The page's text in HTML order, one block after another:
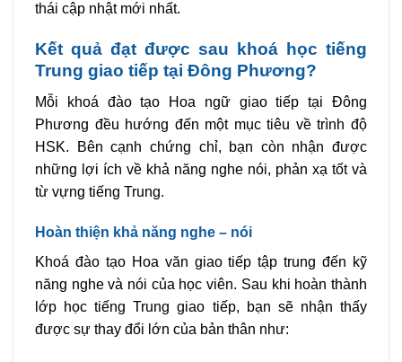
thái cập nhật mới nhất.
Kết quả đạt được sau khoá học tiếng
Trung giao tiếp tại Đông Phương?
Mỗi khoá đào tạo Hoa ngữ giao tiếp tại Đông
Phương đều hướng đến một mục tiêu về trình độ
HSK. Bên cạnh chứng chỉ, bạn còn nhận được
những lợi ích về khả năng nghe nói, phản xạ tốt và
từ vựng tiếng Trung.
Hoàn thiện khả năng nghe – nói
Khoá đào tạo Hoa văn giao tiếp tập trung đến kỹ
năng nghe và nói của học viên. Sau khi hoàn thành
lớp học tiếng Trung giao tiếp, bạn sẽ nhận thấy
được sự thay đổi lớn của bản thân như: